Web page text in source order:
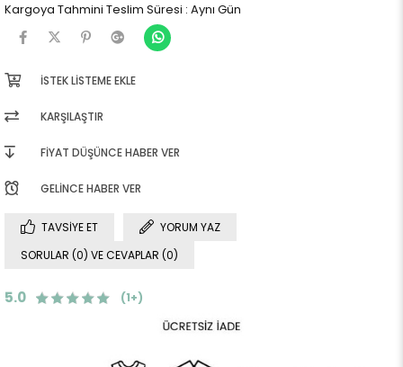
Kargoya Tahmini Teslim Süresi : Aynı Gün
İSTEK LISTEME EKLE
KARŞILAŞTIR
FIYAT DÜŞÜNCE HABER VER
GELINCE HABER VER
TAVSIYE ET
YORUM YAZ
SORULAR (0) VE CEVAPLAR (0)
5.0 (1+)